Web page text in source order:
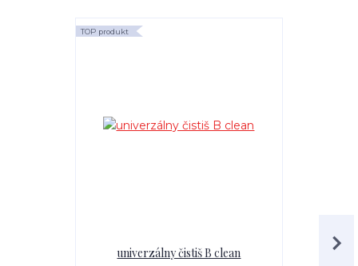
TOP produkt
univerzálny čistiš B clean